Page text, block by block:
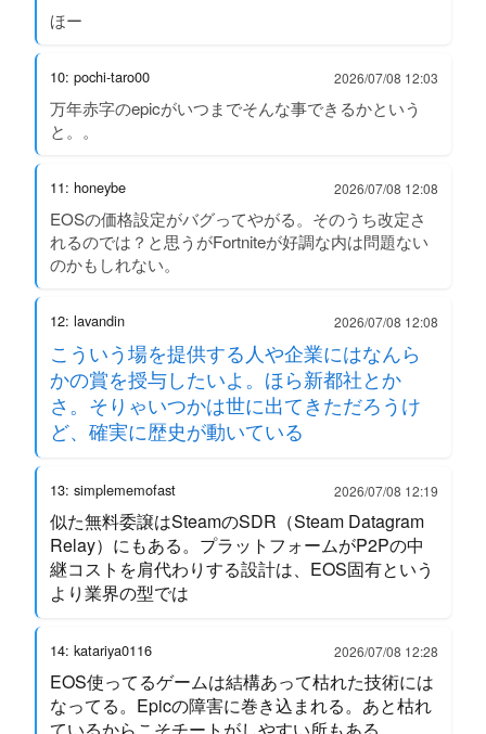
ほー
10: pochi-taro00 2026/07/08 12:03
万年赤字のepicがいつまでそんな事できるかという
と。。
11: honeybe 2026/07/08 12:08
EOSの価格設定がバグってやがる。そのうち改定さ
れるのでは？と思うがFortniteが好調な内は問題ない
のかもしれない。
12: lavandin 2026/07/08 12:08
こういう場を提供する人や企業にはなんら
かの賞を授与したいよ。ほら新都社とか
さ。そりゃいつかは世に出てきただろうけ
ど、確実に歴史が動いている
13: simplememofast 2026/07/08 12:19
似た無料委譲はSteamのSDR（Steam Datagram
Relay）にもある。プラットフォームがP2Pの中
継コストを肩代わりする設計は、EOS固有という
より業界の型では
14: katariya0116 2026/07/08 12:28
EOS使ってるゲームは結構あって枯れた技術には
なってる。Epicの障害に巻き込まれる。あと枯れ